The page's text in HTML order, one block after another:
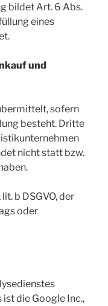
bildet Art. 6 Abs.
eines
und
sofern
besteht. Dritte
nicht statt bzw.
b DSGVO, der
oder
die Google Inc.,